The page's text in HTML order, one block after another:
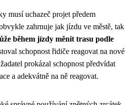
musí uchazeč projet předem
zahrnuje jak jízdu ve městě, tak
během jízdy měnit trasu podle
schopnost řidiče reagovat na nové
prokázal schopnost předvídat
a adekvátně na ně reagovat.